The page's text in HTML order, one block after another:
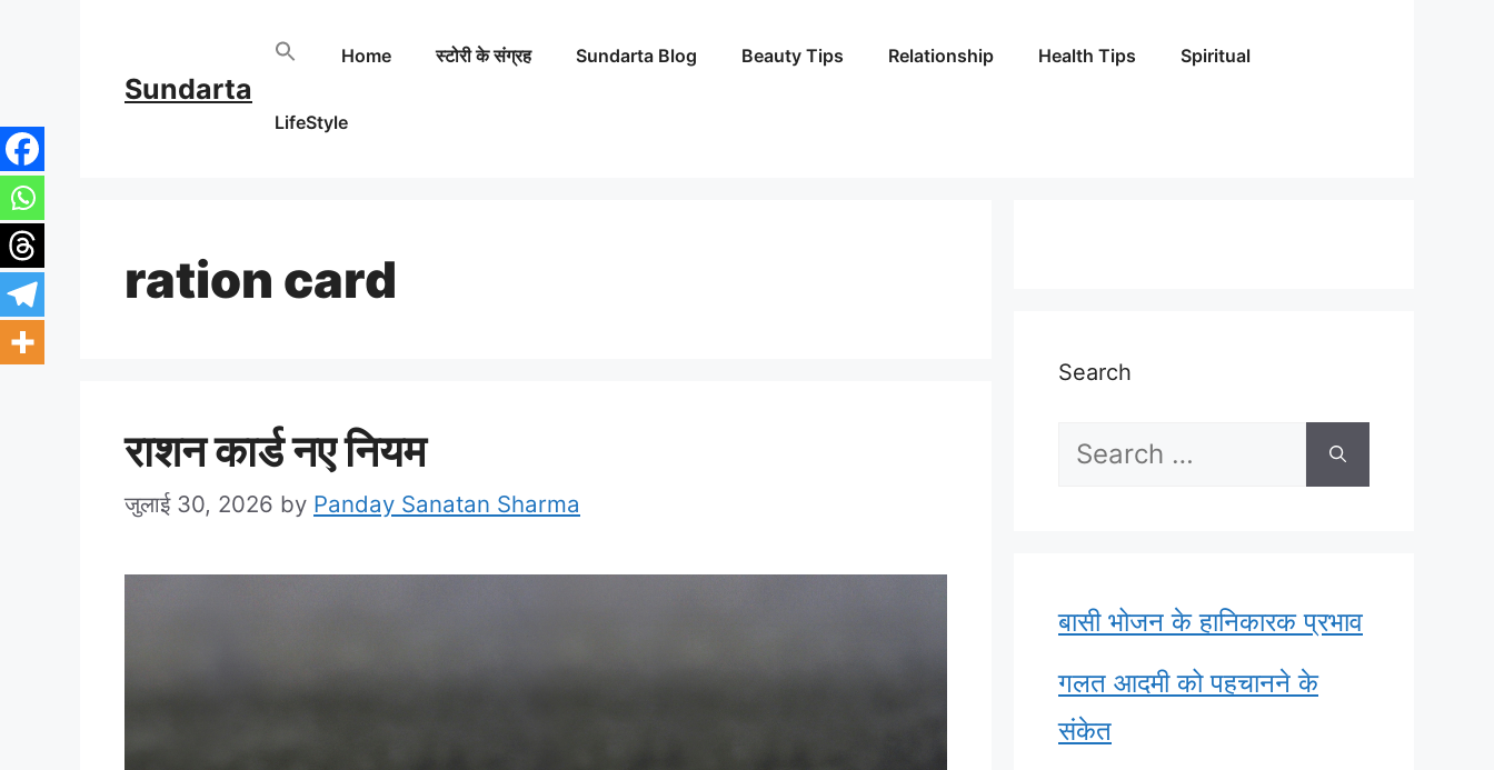
content
Sundarta
Home स्टोरी के संग्रह Sundarta Blog Beauty Tips Relationship Health Tips Spiritual
LifeStyle
ration card
राशन कार्ड नए नियम
जुलाई 30, 2026 by Panday Sanatan Sharma
Search
Search
बासी भोजन के हानिकारक प्रभाव
गलत आदमी को पहचानने के
संकेत